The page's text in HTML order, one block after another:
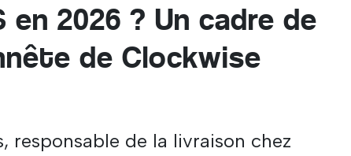
en 2026 ? Un cadre de
de Clockwise
responsable de la livraison chez